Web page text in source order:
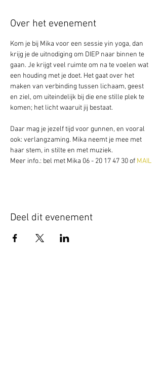
Over het evenement
Kom je bij Mika voor een sessie yin yoga, dan
krijg je de uitnodiging om DIEP naar binnen te
gaan. Je krijgt veel ruimte om na te voelen wat
een houding met je doet. Het gaat over het
maken van verbinding tussen lichaam, geest
en ziel, om uiteindelijk bij die ene stille plek te
komen; het licht waaruit jij bestaat.
Daar mag je jezelf tijd voor gunnen, en vooral
ook: verlangzaming. Mika neemt je mee met
haar stem, in stilte en met muziek.
Meer info.: bel met Mika 06 - 20 17 47 30 of MAIL
Deel dit evenement